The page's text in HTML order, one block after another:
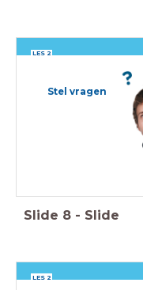
LES 2
Stel vragen
Slide 8 - Slide
LES 2